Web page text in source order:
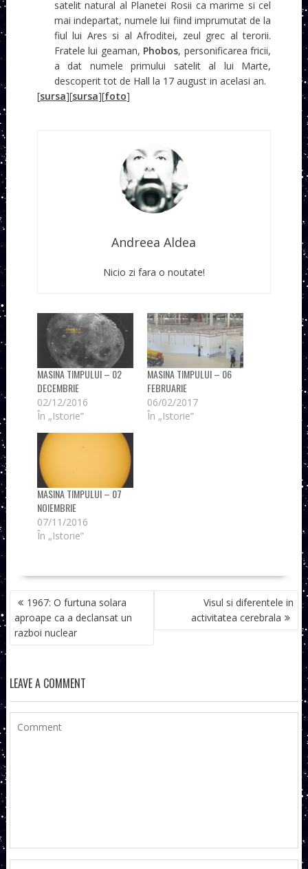
satelit natural al Planetei Rosii ca marime si cel
mai indepartat, numele lui fiind imprumutat de la
fiul lui Ares si al Afroditei, zeul grec al terorii.
Fratele lui geaman, Phobos, personificarea fricii,
a dat numele primului satelit al lui Marte,
descoperit tot de Hall la 17 august in acelasi an.
[sursa][sursa][foto]
Andreea Aldea
Nicio zi fara o noutate!
MASINA TIMPULUI – 02
DECEMBRIE
02/12/2016
În „Istorie”
MASINA TIMPULUI – 06
FEBRUARIE
06/02/2017
În „Istorie”
MASINA TIMPULUI – 07
NOIEMBRIE
07/11/2016
În „Istorie”
NAVIGARE
ÎN
ARTICOLE
1967: O furtuna solara
aproape ca a declansat un
razboi nuclear
Visul si diferentele in
activitatea cerebrala
LEAVE A COMMENT